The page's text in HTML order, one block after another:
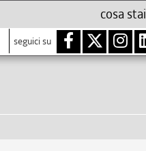
seguici su